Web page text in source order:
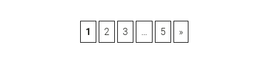
1 2 3 … 5 »